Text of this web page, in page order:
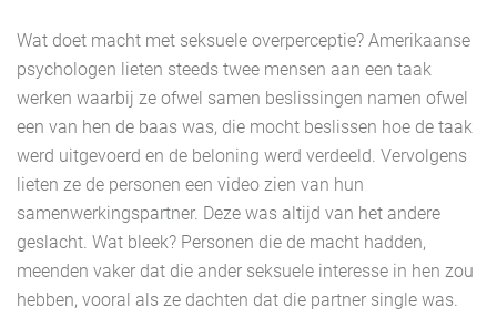
Wat doet macht met seksuele overperceptie? Amerikaanse
psychologen lieten steeds twee mensen aan een taak
werken waarbij ze ofwel samen beslissingen namen ofwel
een van hen de baas was, die mocht beslissen hoe de taak
werd uitgevoerd en de beloning werd verdeeld. Vervolgens
lieten ze de personen een video zien van hun
samenwerkingspartner. Deze was altijd van het andere
geslacht. Wat bleek? Personen die de macht hadden,
meenden vaker dat die ander seksuele interesse in hen zou
hebben, vooral als ze dachten dat die partner single was.